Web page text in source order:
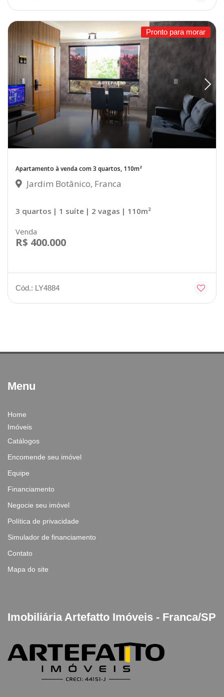
Pronto para morar
Apartamento à venda com 3 quartos, 110m²
Jardim Botânico, Franca
3 quartos | 1 suíte | 2 vagas | 110m²
Venda
R$ 400.000
Cód.: LY4884
Menu
Home
Imóveis
Catálogos
Encomende seu imóvel
Equipe
Financiamento
Negocie seu imóvel
Política de privacidade
Simulador de financiamento
Contato
Mapa do site
Imobiliária Artefatto Imóveis - Franca/SP